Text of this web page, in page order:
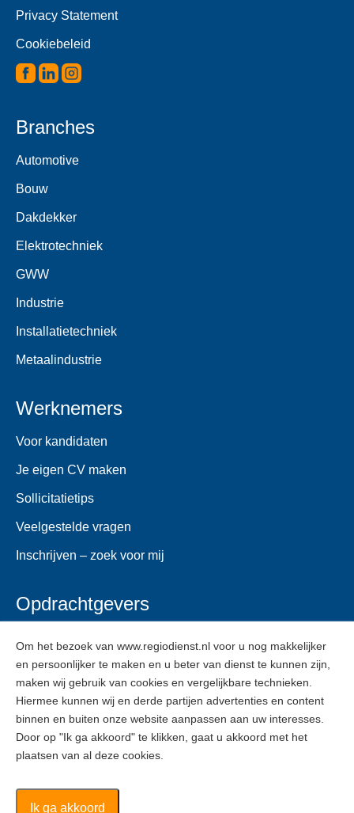
Privacy Statement
Cookiebeleid
Branches
Automotive
Bouw
Dakdekker
Elektrotechniek
GWW
Industrie
Installatietechniek
Metaalindustrie
Werknemers
Voor kandidaten
Je eigen CV maken
Sollicitatietips
Veelgestelde vragen
Inschrijven – zoek voor mij
Opdrachtgevers
Veelgestelde vragen
Inschrijven
ZZPers
Inschrijven
Om het bezoek van www.regiodienst.nl voor u nog makkelijker
en persoonlijker te maken en u beter van dienst te kunnen zijn,
maken wij gebruik van cookies en vergelijkbare technieken.
Hiermee kunnen wij en derde partijen advertenties en content
binnen en buiten onze website aanpassen aan uw interesses.
Door op "Ik ga akkoord" te klikken, gaat u akkoord met het
plaatsen van al deze cookies.
Ik ga akkoord